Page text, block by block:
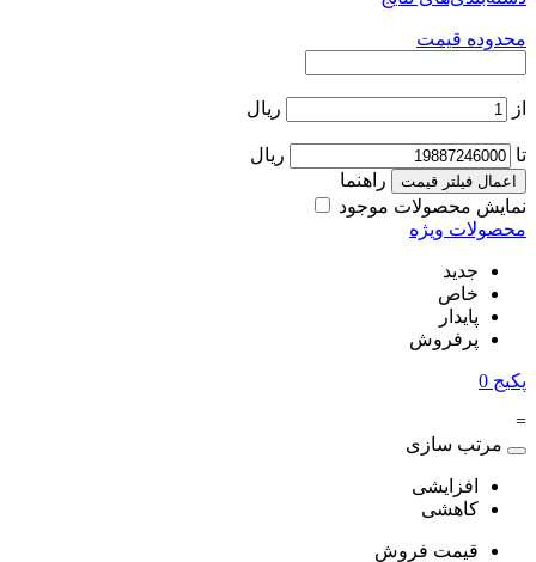
محدوده قیمت
از ریال
تا ریال
اعمال فیلتر قیمت
راهنما
نمایش محصولات موجود
محصولات ویژه
جدید
خاص
پایدار
پرفروش
پکیج 0
=
مرتب سازی
افزایشی
کاهشی
قیمت فروش